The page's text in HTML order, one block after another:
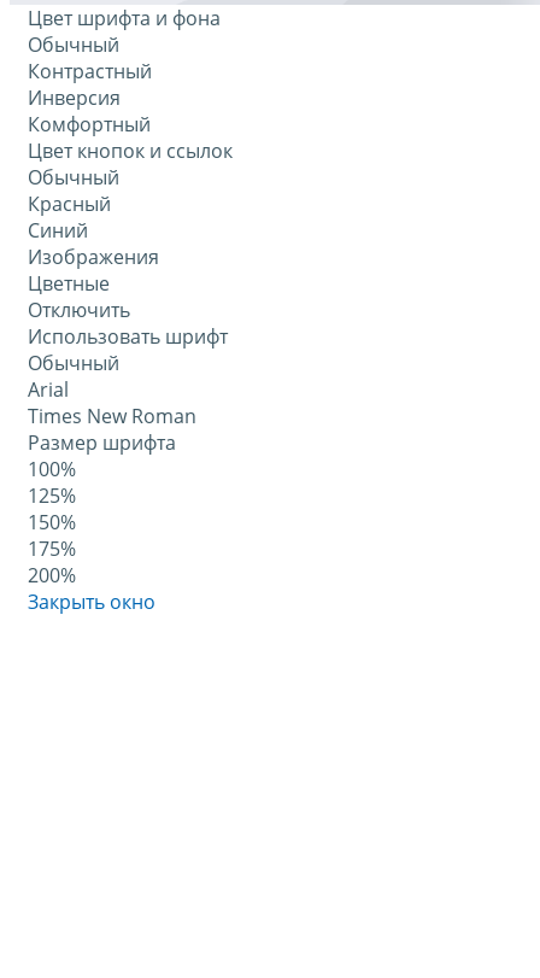
Цвет шрифта и фона
Обычный
Контрастный
Инверсия
Комфортный
Цвет кнопок и ссылок
Обычный
Красный
Синий
Изображения
Цветные
Отключить
Использовать шрифт
Обычный
Arial
Times New Roman
Размер шрифта
100%
125%
150%
175%
200%
Закрыть окно